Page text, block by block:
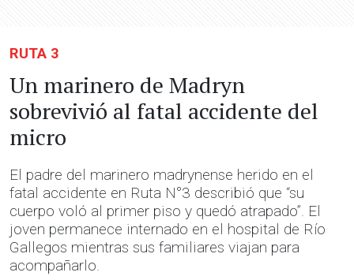
RUTA 3
Un marinero de Madryn
sobrevivió al fatal accidente del
micro
El padre del marinero madrynense herido en el
fatal accidente en Ruta N°3 describió que “su
cuerpo voló al primer piso y quedó atrapado”. El
joven permanece internado en el hospital de Río
Gallegos mientras sus familiares viajan para
acompañarlo.